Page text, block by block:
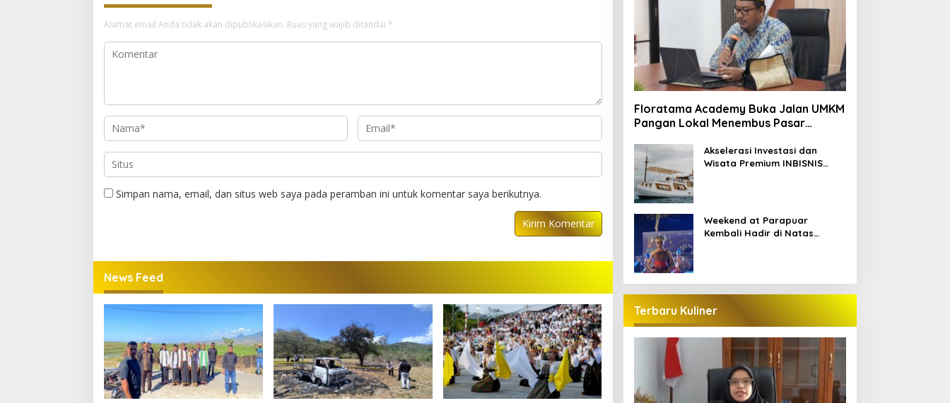
Alamat email Anda tidak akan dipublikasikan. Ruas yang wajib ditandai *
Simpan nama, email, dan situs web saya pada peramban ini untuk komentar saya berikutnya.
News Feed
Floratama Academy Buka Jalan UMKM
Pangan Lokal Menembus Pasar
Akselerasi Investasi dan
Wisata Premium INBISNIS
Weekend at Parapuar
Kembali Hadir di Natas
Terbaru Kuliner